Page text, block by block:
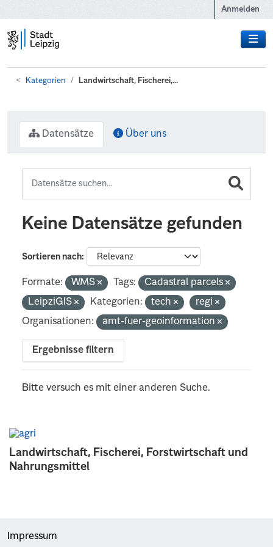
Anmelden
Kategorien Landwirtschaft, Fischerei,...
Landwirtschaft, Fischerei, Forstwirtschaft und
Nahrungsmittel
Datensätze Über uns
Keine Datensätze gefunden
Sortieren nach
Formate: WMS Tags:
Cadastral parcels
LeipziGIS
Kategorien: tech
regi
Organisationen:
amt-fuer-geoinformation
Ergebnisse filtern
Bitte versuch es mit einer anderen Suche.
Impressum